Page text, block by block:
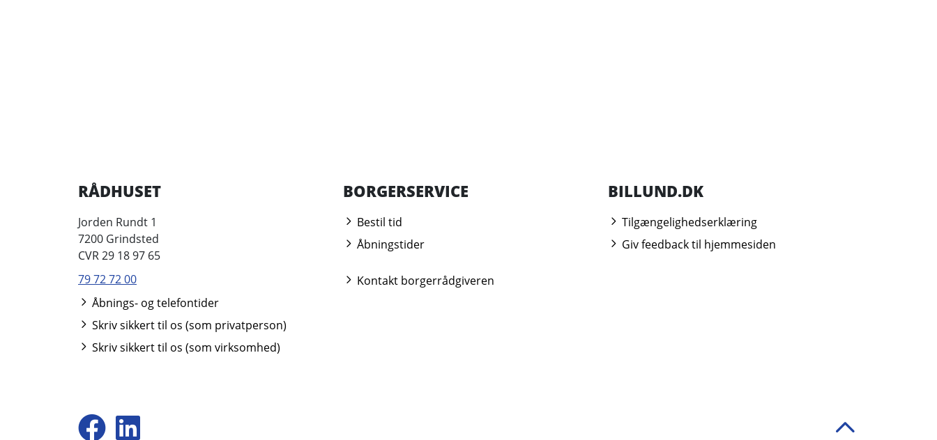
RÅDHUSET
Jorden Rundt 1
7200 Grindsted
CVR 29 18 97 65
79 72 72 00
Åbnings- og telefontider
Skriv sikkert til os (som privatperson)
Skriv sikkert til os (som virksomhed)
BORGERSERVICE
Bestil tid
Åbningstider
Kontakt borgerrådgiveren
BILLUND.DK
Tilgængelighedserklæring
Giv feedback til hjemmesiden